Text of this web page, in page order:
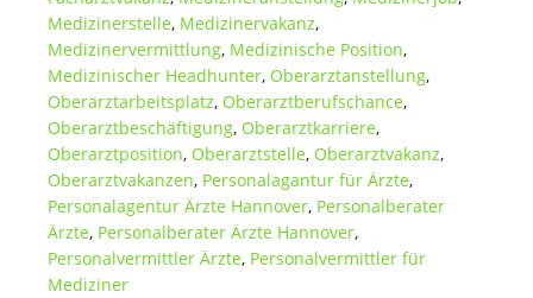
Medizinerstelle, Medizinervakanz,
Medizinervermittlung, Medizinische Position,
Medizinischer Headhunter, Oberarztanstellung,
Oberarztarbeitsplatz, Oberarztberufschance,
Oberarztbeschäftigung, Oberarztkarriere,
Oberarztposition, Oberarztstelle, Oberarztvakanz,
Oberarztvakanzen, Personalagantur für Ärzte,
Personalagentur Ärzte Hannover, Personalberater
Ärzte, Personalberater Ärzte Hannover,
Personalvermittler Ärzte, Personalvermittler für
Mediziner